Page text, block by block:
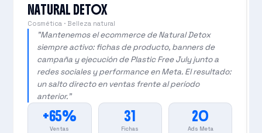
NATURAL DETOX
Cosmética · Belleza natural
"Mantenemos el ecommerce de Natural Detox
siempre activo: fichas de producto, banners de
campaña y ejecución de Plastic Free July junto a
redes sociales y performance en Meta. El resultado:
un salto directo en ventas frente al período
anterior."
+65%
Ventas
31
Fichas
20
Ads Meta